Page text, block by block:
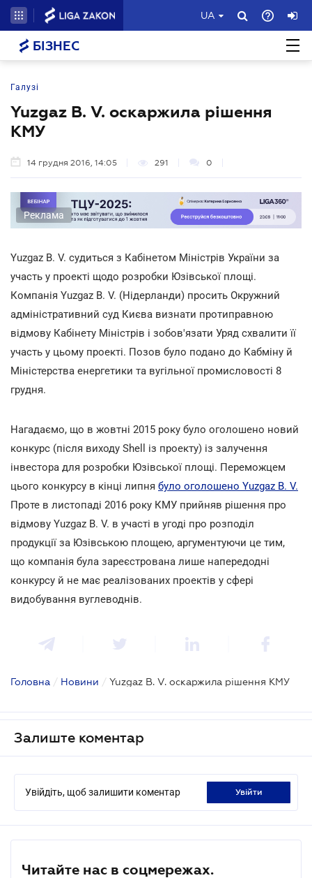
UA
БІЗНЕС
Галузі
Yuzgaz B. V. оскаржила рішення
КМУ
14 грудня 2016, 14:05 291 0
Реклама
Yuzgaz B. V. судиться з Кабінетом Міністрів України за
участь у проекті щодо розробки Юзівської площі.
Компанія Yuzgaz B. V. (Нідерланди) просить Окружний
адміністративний суд Києва визнати протиправною
відмову Кабінету Міністрів і зобов'язати Уряд схвалити її
участь у цьому проекті. Позов було подано до Кабміну й
Міністерства енергетики та вугільної промисловості 8
грудня.
Нагадаємо, що в жовтні 2015 року було оголошено новий
конкурс (після виходу Shell із проекту) із залучення
інвестора для розробки Юзівської площі. Переможцем
цього конкурсу в кінці липня було оголошено Yuzgaz B. V.
Проте в листопаді 2016 року КМУ прийняв рішення про
відмову Yuzgaz B. V. в участі в угоді про розподіл
продукції за Юзівською площею, аргументуючи це тим,
що компанія була зареєстрована лише напередодні
конкурсу й не має реалізованих проектів у сфері
видобування вуглеводнів.
Головна / Новини / Yuzgaz B. V. оскаржила рішення КМУ
Залиште коментар
Увійдіть, щоб залишити коментар увійти
Читайте нас в соцмережах.